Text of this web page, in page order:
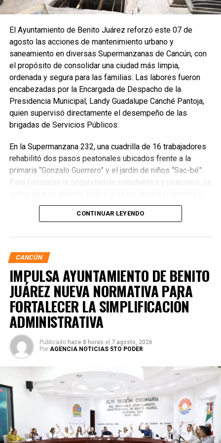
El Ayuntamiento de Benito Juárez reforzó este 07 de
agosto las acciones de mantenimiento urbano y
saneamiento en diversas Supermanzanas de Cancún, con
el propósito de consolidar una ciudad más limpia,
ordenada y segura para las familias. Las labores fueron
encabezadas por la Encargada de Despacho de la
Presidencia Municipal, Landy Guadalupe Canché Pantoja,
quien supervisó directamente el desempeño de las
brigadas de Servicios Públicos.
En la Supermanzana 232, una cuadrilla de 16 trabajadores
rehabilitó dos pasos peatonales ubicados frente a la
primaria “Gonzalo Guerrero” y el jardín de niños “Sac-bé”.
Para fortalecer la seguridad de estudiantes y peatones, se
residuos vegetales acumulados en la zona. Estas
acciones buscan garantizar entornos escolares más
Posteriormente, en la Supermanzana 238, se atendió la
solicitud de vecinos mediante el desazolve de un pozo
pluvial localizado en el cruce de la Calle 53 con Calle 112.
Con apoyo de una máquina perforadora y una unidad
Vactor, se liberó el captador para prevenir
CONTINUAR LEYENDO
CANCÚN
IMPULSA AYUNTAMIENTO DE BENITO
JUÁREZ NUEVA NORMATIVA PARA
FORTALECER LA SIMPLIFICACIÓN
ADMINISTRATIVA
Publicado hace 8 horas el 7 agosto, 2026
Por AGENCIA NOTICIAS 5TO PODER